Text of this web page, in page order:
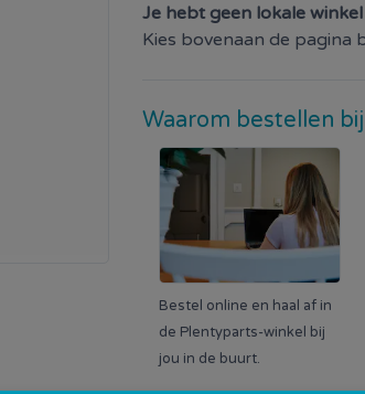
Je hebt geen lokale
Kies bovenaan de pagina
Waarom bestellen
Bestel online en haal af in
de Plentyparts-winkel bij
jou in de buurt.